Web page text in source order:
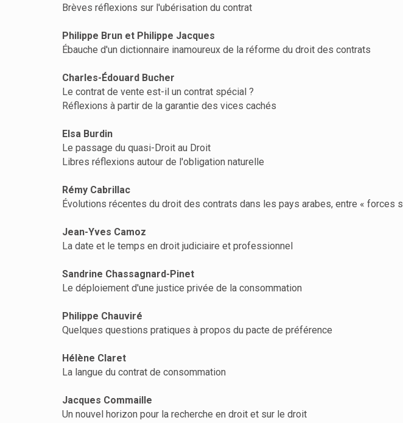
Brèves réflexions sur l'ubérisation du contrat
Philippe Brun et Philippe Jacques
Ébauche d'un dictionnaire inamoureux de la réforme du droit des contrats
Charles-Édouard Bucher
Le contrat de vente est-il un contrat spécial ?
Réflexions à partir de la garantie des vices cachés
Elsa Burdin
Le passage du quasi-Droit au Droit
Libres réflexions autour de l'obligation naturelle
Rémy Cabrillac
Évolutions récentes du droit des contrats dans les pays arabes, entre « forces
Jean-Yves Camoz
La date et le temps en droit judiciaire et professionnel
Sandrine Chassagnard-Pinet
Le déploiement d'une justice privée de la consommation
Philippe Chauviré
Quelques questions pratiques à propos du pacte de préférence
Hélène Claret
La langue du contrat de consommation
Jacques Commaille
Un nouvel horizon pour la recherche en droit et sur le droit